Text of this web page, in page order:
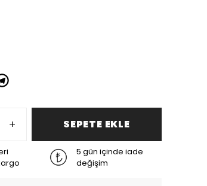
SEPETE EKLE
5 gün içinde iade
değişim